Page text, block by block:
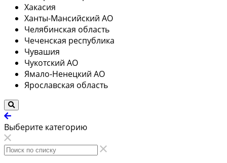
Хакасия
Ханты-Мансийский АО
Челябинская область
Чеченская республика
Чувашия
Чукотский АО
Ямало-Ненецкий АО
Ярославская область
Выберите категорию